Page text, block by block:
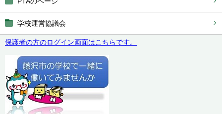
学校運営協議会
保護者の方のログイン画面はこちらです。